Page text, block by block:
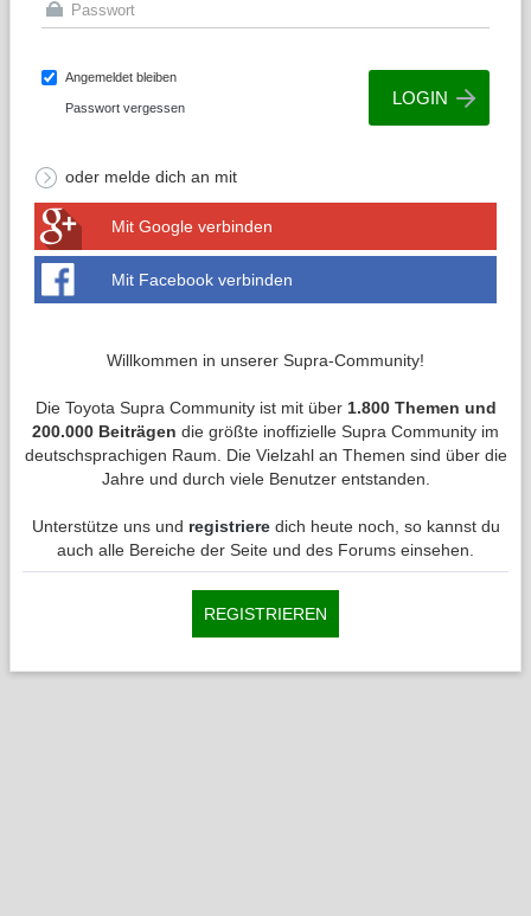
Angemeldet bleiben
Passwort vergessen
oder melde dich an mit
Mit Google verbinden
Mit Facebook verbinden
Willkommen in unserer Supra-Community!
Die Toyota Supra Community ist mit über 1.800 Themen und
200.000 Beiträgen die größte inoffizielle Supra Community im
deutschsprachigen Raum. Die Vielzahl an Themen sind über die
Jahre und durch viele Benutzer entstanden.
Unterstütze uns und registrieredich heute noch, so kannst du
auch alle Bereiche der Seite und des Forums einsehen.
REGISTRIEREN